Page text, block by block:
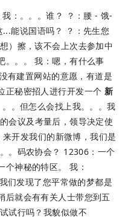
：。。。谁？ ？：腰 - 饿-
能说国语吗？ ？：先生您
）擦，该不会上次去参加中
。。。 我：嗯，有什么事
有建置网站的意愿，有道是
正秘密招人进行开发一个 新
。但怎么会找上我。。。我
会议及考量后，领导决定使
开发我们的新微博，我们是
。码农协会？ 12306：一个
个神秘的特区。 我：
们发现了您平常做的梦都是
后就会有有关人士带您到五
试行吗？我貌似做不